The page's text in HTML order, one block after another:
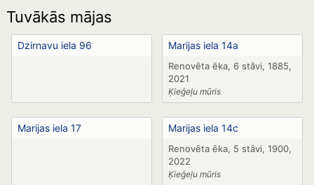
Tuvākās mājas
Dzirnavu iela 96 Marijas iela 14a
Renovēta ēka, 6 stāvi, 1885,
2021
Ķieģeļu mūris
Marijas iela 17 Marijas iela 14c
Renovēta ēka, 5 stāvi, 1900,
2022
Ķieģeļu mūris